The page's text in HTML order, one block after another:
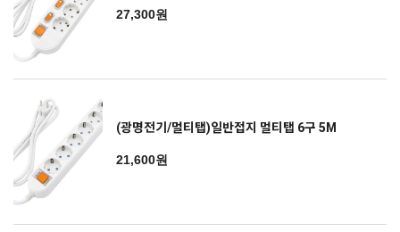
27,300원
(광명전기/멀티탭)일반접지 멀티탭 6구 5M
21,600원